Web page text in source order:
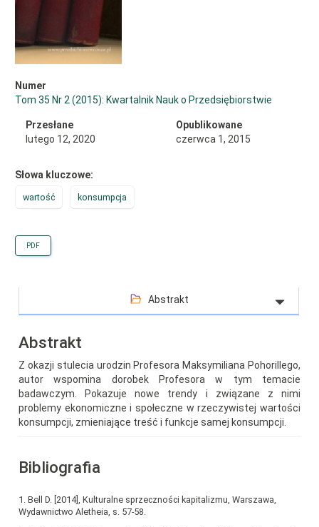
Numer
Tom 35 Nr 2 (2015): Kwartalnik Nauk o Przedsiębiorstwie
Przesłane
lutego 12, 2020
Opublikowane
czerwca 1, 2015
Słowa kluczowe:
wartość konsumpcja
PDF
Abstrakt
Abstrakt
Z okazji stulecia urodzin Profesora Maksymiliana Pohorillego,
autor wspomina dorobek Profesora w tym temacie
badawczym. Pokazuje nowe trendy i związane z nimi
problemy ekonomiczne i społeczne w rzeczywistej wartości
konsumpcji, zmieniające treść i funkcje samej konsumpcji.
Bibliografia
1. Bell D. [2014], Kulturalne sprzeczności kapitalizmu, Warszawa,
Wydawnictwo Aletheia, s. 57-58.